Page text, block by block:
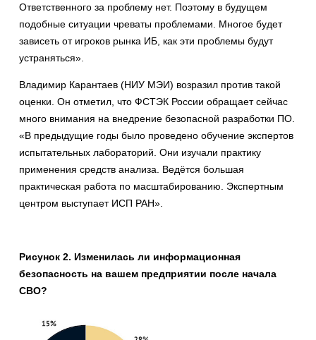
Ответственного за проблему нет. Поэтому в будущем
подобные ситуации чреваты проблемами. Многое будет
зависеть от игроков рынка ИБ, как эти проблемы будут
устраняться».
Владимир Карантаев (НИУ МЭИ) возразил против такой
оценки. Он отметил, что ФСТЭК России обращает сейчас
много внимания на внедрение безопасной разработки ПО.
«В предыдущие годы было проведено обучение экспертов
испытательных лабораторий. Они изучали практику
применения средств анализа. Ведётся большая
практическая работа по масштабированию. Экспертным
центром выступает ИСП РАН».
Рисунок 2. Изменилась ли информационная
безопасность на вашем предприятии после начала
СВО?